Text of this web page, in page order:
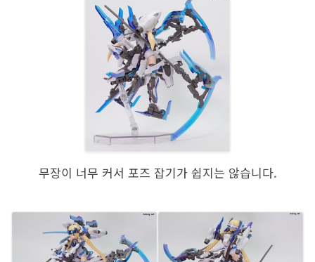
무장이 너무 커서 포즈 잡기가 쉽지는 않습니다.